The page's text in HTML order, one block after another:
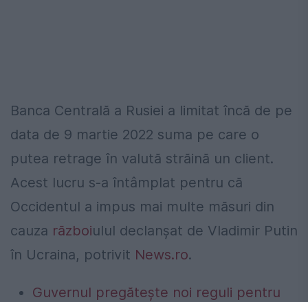
Banca Centrală a Rusiei a limitat încă de pe
data de 9 martie 2022 suma pe care o
putea retrage în valută străină un client.
Acest lucru s-a întâmplat pentru că
Occidentul a impus mai multe măsuri din
cauza războiulul declanșat de Vladimir Putin
în Ucraina, potrivit News.ro.
Guvernul pregătește noi reguli pentru